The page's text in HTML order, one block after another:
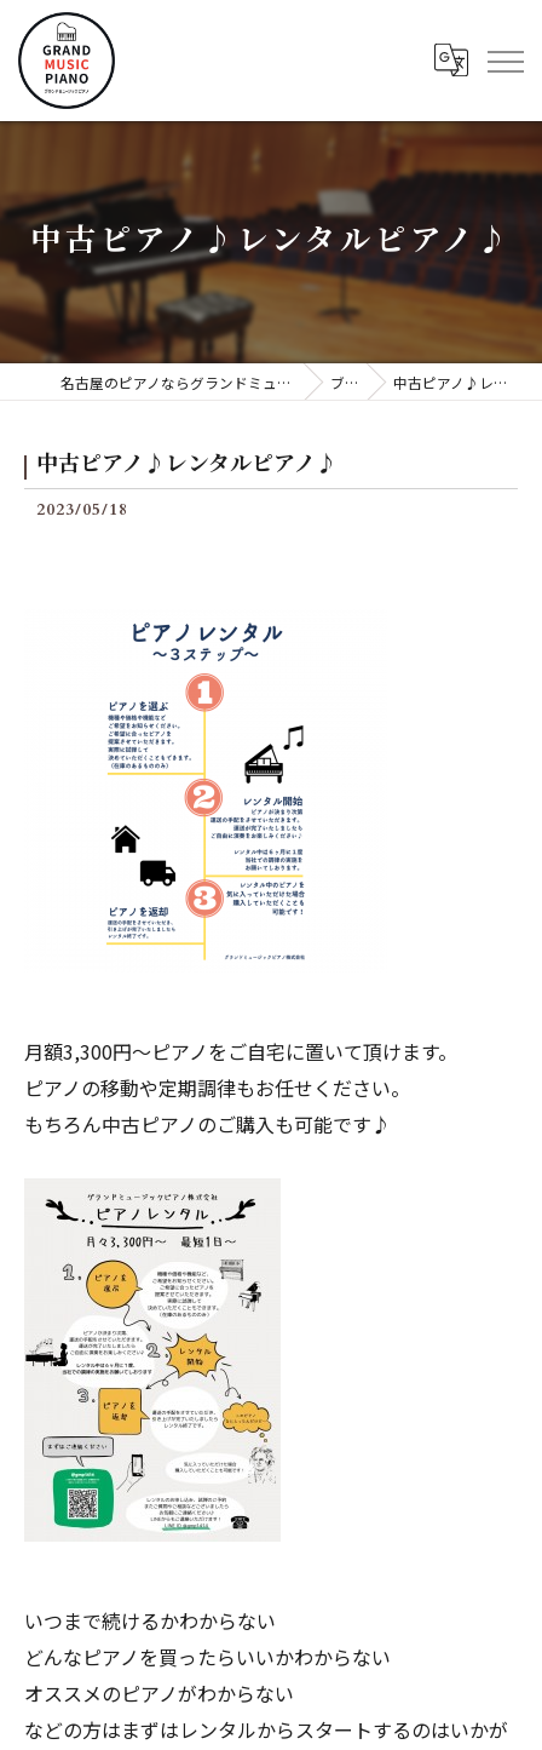
中古ピアノ♪レンタルピアノ♪
名古屋のピアノならグランドミュージックピアノ株式会社 ブログ 中古ピアノ♪レンタルピアノ♪
中古ピアノ♪レンタルピアノ♪
2023/05/18
月額3,300円〜ピアノをご自宅に置いて頂けます。
ピアノの移動や定期調律もお任せください。
もちろん中古ピアノのご購入も可能です♪
いつまで続けるかわからない
どんなピアノを買ったらいいかわからない
オススメのピアノがわからない
などの方はまずはレンタルからスタートするのはいかが